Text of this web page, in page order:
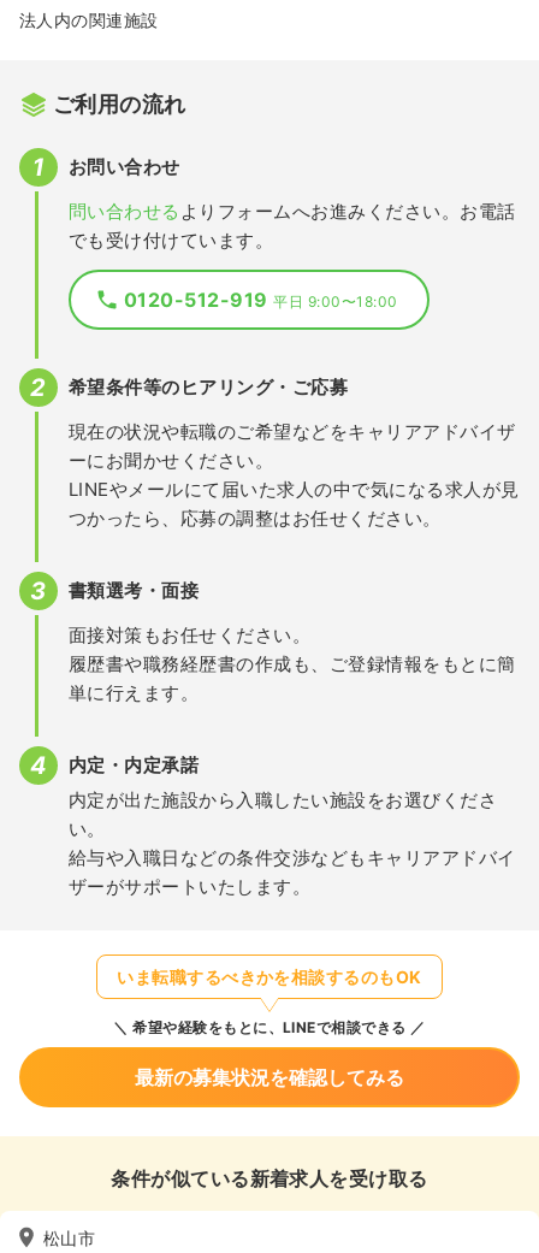
法人内の関連施設
ご利用の流れ
お問い合わせ
問い合わせる よりフォームへお進みください。お電話
でも受け付けています。
0120-512-919平日 9:00〜18:00
希望条件等のヒアリング・ご応募
現在の状況や転職のご希望などをキャリアアドバイザ
ーにお聞かせください。
LINEやメールにて届いた求人の中で気になる求人が見
つかったら、応募の調整はお任せください。
書類選考・面接
面接対策もお任せください。
履歴書や職務経歴書の作成も、ご登録情報をもとに簡
単に行えます。
内定・内定承諾
内定が出た施設から入職したい施設をお選びくださ
い。
給与や入職日などの条件交渉などもキャリアアドバイ
ザーがサポートいたします。
いま転職するべきかを相談するのもOK
希望や経験をもとに、LINEで相談できる
最新の募集状況を確認してみる
条件が似ている新着求人を受け取る
松山市